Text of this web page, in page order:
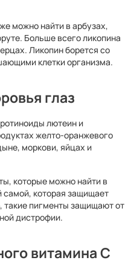
можно найти в арбузах,
Больше всего ликопина
Ликопин борется со
клетки организма.
глаз
лютеин и
желто-оранжевого
моркови, яйцах и
которые можно найти в
самой, которая защищает
такие пигменты защищают от
дистрофии.
витамина C